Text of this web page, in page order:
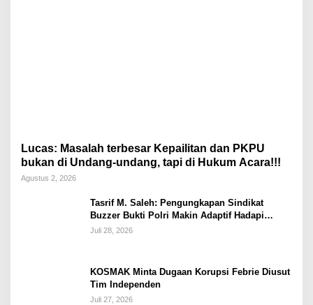
Lucas: Masalah terbesar Kepailitan dan PKPU
bukan di Undang-undang, tapi di Hukum Acara!!!
Agustus 2, 2026
Tasrif M. Saleh: Pengungkapan Sindikat
Buzzer Bukti Polri Makin Adaptif Hadapi
Kejahatan Digital
Juli 28, 2026
KOSMAK Minta Dugaan Korupsi Febrie Diusut
Tim Independen
Juli 27, 2026